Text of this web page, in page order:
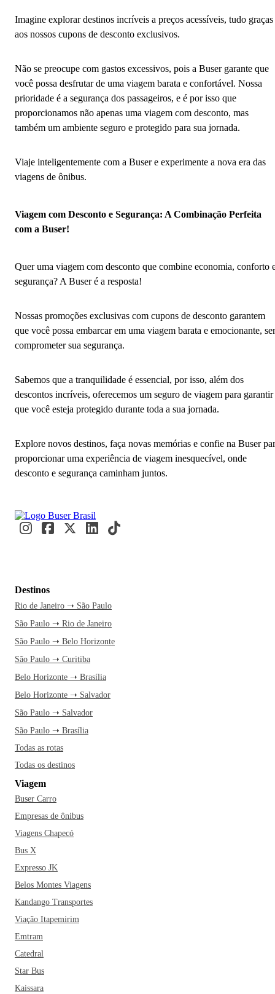
Imagine explorar destinos incríveis a preços acessíveis, tudo graças
aos nossos cupons de desconto exclusivos.
Não se preocupe com gastos excessivos, pois a Buser garante que
você possa desfrutar de uma viagem barata e confortável. Nossa
prioridade é a segurança dos passageiros, e é por isso que
proporcionamos não apenas uma viagem com desconto, mas
também um ambiente seguro e protegido para sua jornada.
Viaje inteligentemente com a Buser e experimente a nova era das
viagens de ônibus.
Viagem com Desconto e Segurança: A Combinação Perfeita
com a Buser!
Quer uma viagem com desconto que combine economia, conforto
segurança? A Buser é a resposta!
Nossas promoções exclusivas com cupons de desconto garantem
que você possa embarcar em uma viagem barata e emocionante,
comprometer sua segurança.
Sabemos que a tranquilidade é essencial, por isso, além dos
descontos incríveis, oferecemos um seguro de viagem para garantir
que você esteja protegido durante toda a sua jornada.
Explore novos destinos, faça novas memórias e confie na Buser
proporcionar uma experiência de viagem inesquecível, onde
desconto e segurança caminham juntos.
Destinos
Rio de Janeiro ➝ São Paulo
São Paulo ➝ Rio de Janeiro
São Paulo ➝ Belo Horizonte
São Paulo ➝ Curitiba
Belo Horizonte ➝ Brasília
Belo Horizonte ➝ Salvador
São Paulo ➝ Salvador
São Paulo ➝ Brasília
Todas as rotas
Todas os destinos
Viagem
Buser Carro
Empresas de ônibus
Viagens Chapecó
Bus X
Expresso JK
Belos Montes Viagens
Kandango Transportes
Viação Itapemirim
Emtram
Catedral
Star Bus
Kaissara